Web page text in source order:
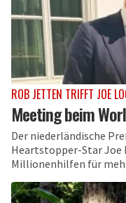
ROB JETTEN TRIFFT JOE
Meeting beim
Der niederländische
Heartstopper-Star Joe
Millionenhilfen für